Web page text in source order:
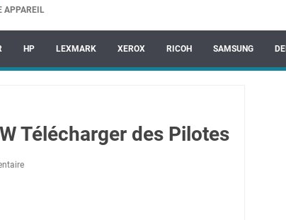
APPAREIL
HP LEXMARK XEROX RICOH SAMSUNG
Télécharger des Pilotes